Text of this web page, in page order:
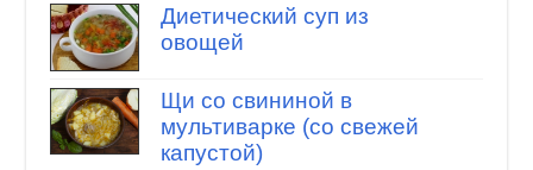
Диетический суп из
овощей
Щи со свининой в
мультиварке (со свежей
капустой)